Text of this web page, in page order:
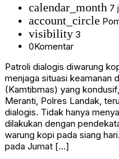
calendar_month 7
account_circle
visibility 3
0Komentar
Patroli dialogis diwarung
menjaga situasi keamanan
(Kamtibmas) yang
Meranti, Polres Landak,
dialogis. Tidak hanya
dilakukan dengan
warung kopi pada siang
pada Jumat […]